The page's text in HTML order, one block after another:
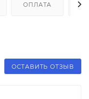
ОПЛАТА
ОСТАВИТЬ ОТЗЫВ